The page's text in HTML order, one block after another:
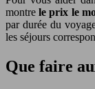
montrele prix le
par durée du
les séjours
Que faire